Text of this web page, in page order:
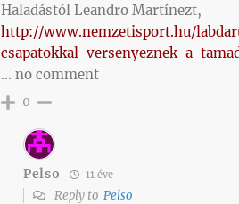
Haladástól Leandro Martínezt,
http://www.nemzetisport.hu/
csapatokkal-versenyeznek-a-
… no comment
0
Pelso 11 éve
Reply to Pelso